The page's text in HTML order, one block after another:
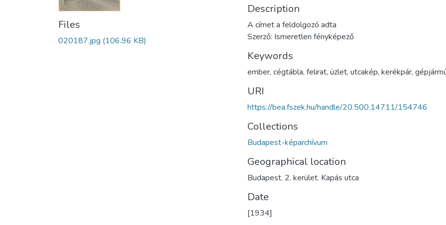
Files
020187.jpg (106.96 KB)
Description
A címet a feldolgozó adta
Szerző: Ismeretlen fényképező
Keywords
ember, cégtábla, felirat, üzlet, utcakép, kerékpár,
URI
https://bea.fszek.hu/handle/20.500.14711/154746
Collections
Budapest-képarchívum
Geographical location
Budapest. 2. kerület. Kapás utca
Date
[1934]